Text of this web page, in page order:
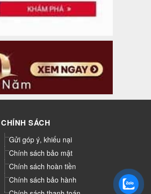
CHÍNH SÁCH
Gửi góp ý, khiếu nại
Chính sách bảo mật
Chính sách hoàn tiền
Chính sách bảo hành